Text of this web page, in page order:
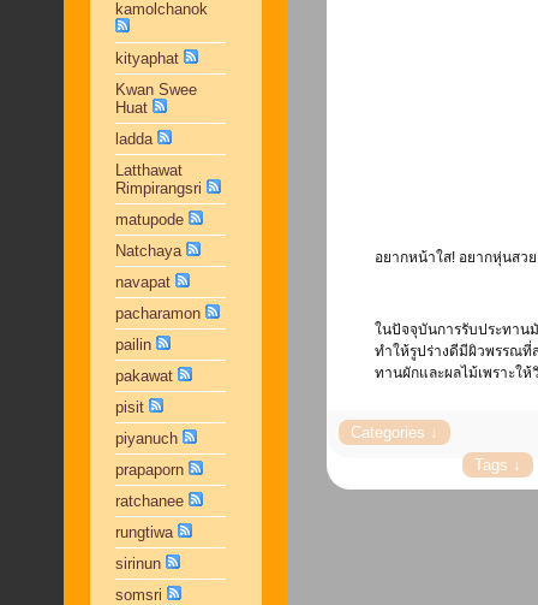
kamolchanok
kityaphat
Kwan Swee
Huat
ladda
Latthawat
Rimpirangsri
matupode
Natchaya
navapat
pacharamon
pailin
pakawat
pisit
piyanuch
prapaporn
ratchanee
rungtiwa
sirinun
somsri
อยากหน้าใส! อยากหุ่นสว
ในปัจจุบันการรับประทาน
ทำให้รูปร่างดีมีผิวพรรณที่
ทานผักและผลไม้เพราะใ